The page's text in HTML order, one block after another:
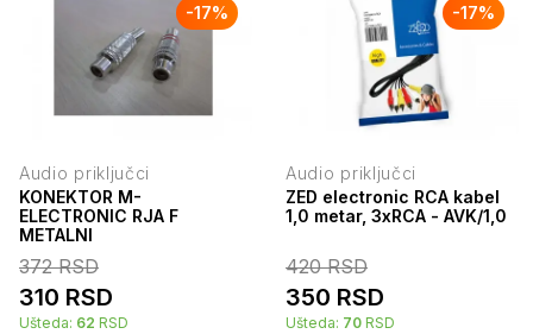
-17%
Audio priključci
KONEKTOR M-
ELECTRONIC RJA F
METALNI
372 RSD
310 RSD
Ušteda: 62 RSD
-17%
Audio priključci
ZED electronic RCA kabel
1,0 metar, 3xRCA - AVK/1,0
420 RSD
350 RSD
Ušteda: 70 RSD